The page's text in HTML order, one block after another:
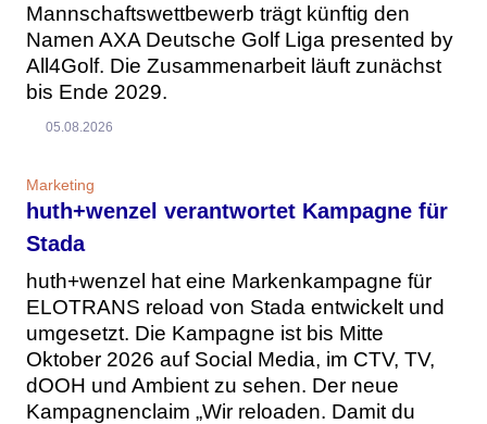
Mannschaftswettbewerb trägt künftig den
Namen AXA Deutsche Golf Liga presented by
All4Golf. Die Zusammenarbeit läuft zunächst
bis Ende 2029.
05.08.2026
Marketing
huth+wenzel verantwortet Kampagne für
Stada
huth+wenzel hat eine Markenkampagne für
ELOTRANS reload von Stada entwickelt und
umgesetzt. Die Kampagne ist bis Mitte
Oktober 2026 auf Social Media, im CTV, TV,
dOOH und Ambient zu sehen. Der neue
Kampagnenclaim „Wir reloaden. Damit du